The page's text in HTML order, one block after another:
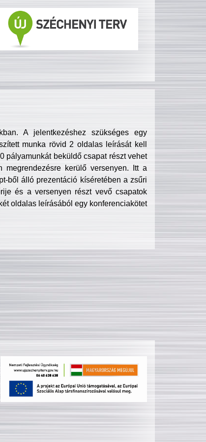
A jelentkezéshez szükséges egy
munka rövid 2 oldalas leírását kell
pályamunkát beküldő csapat részt vehet
megrendezésre kerülő versenyen. Itt a
ből álló prezentáció kíséretében a zsűri
és a versenyen részt vevő csapatok
oldalas leírásából egy konferenciakötet